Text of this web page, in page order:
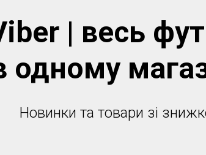
| весь
одному
Новинки та товари зі